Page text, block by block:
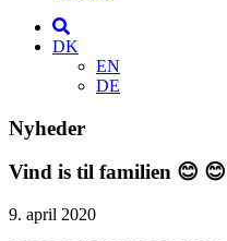
DK
EN
DE
Nyheder
Vind is til familien 😊
9. april 2020